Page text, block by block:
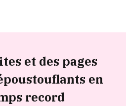
et des pages
en
record